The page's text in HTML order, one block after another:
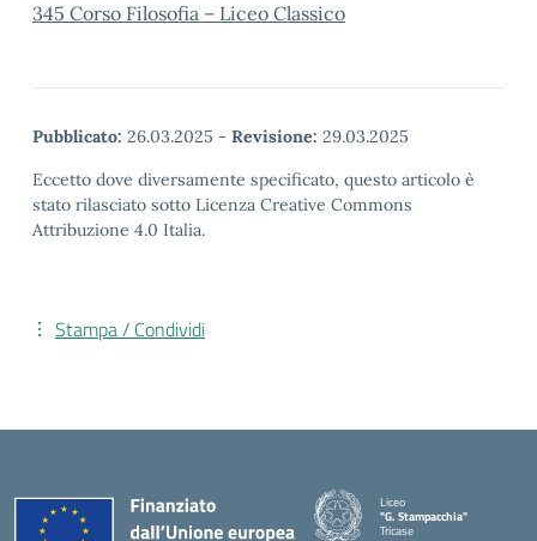
345 Corso Filosofia – Liceo Classico
Pubblicato: 26.03.2025 - Revisione: 29.03.2025
Eccetto dove diversamente specificato, questo articolo è
stato rilasciato sotto Licenza Creative Commons
Attribuzione 4.0 Italia.
Stampa / Condividi
Liceo
"G. Stampacchia"
Tricase